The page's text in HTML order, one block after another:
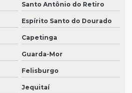
Santo Antônio do Retiro
Espírito Santo do Dourado
Capetinga
Guarda-Mor
Felisburgo
Jequitaí